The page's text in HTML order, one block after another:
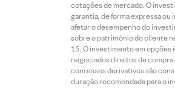
cotações de mercado. O
garantia, de forma expressa
afetar o desempenho do
sobre o patrimônio do cliente
O investimento em opções
negociados direitos de compra
com esses derivativos são
duração recomendada para o